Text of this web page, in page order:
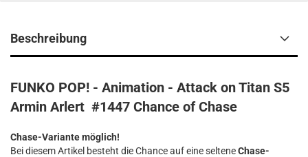
Beschreibung
FUNKO POP! - Animation - Attack on Titan S5
Armin Arlert #1447 Chance of Chase
Chase-Variante möglich!
Bei diesem Artikel besteht die Chance auf eine selteneChase-